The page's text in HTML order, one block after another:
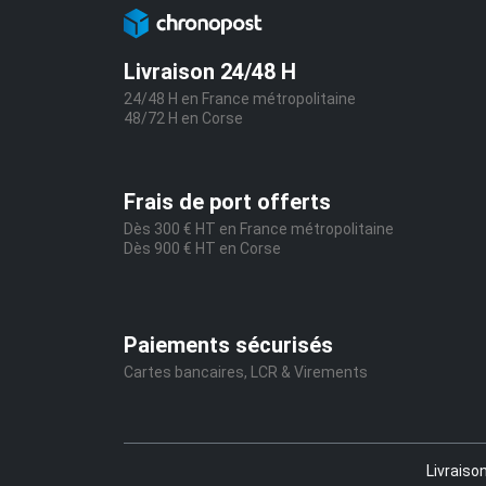
Livraison 24/48 H
24/48 H en France métropolitaine
48/72 H en Corse
Frais de port offerts
Dès 300 € HT en France métropolitaine
Dès 900 € HT en Corse
Paiements sécurisés
Cartes bancaires, LCR & Virements